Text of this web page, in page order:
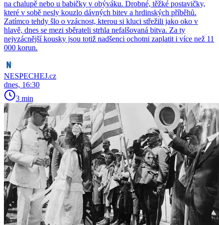
na chalupě nebo u babičky v obýváku. Drobné, těžké postavičky,
které v sobě nesly kouzlo dávných bitev a hrdinských příběhů.
Zatímco tehdy šlo o vzácnost, kterou si kluci střežili jako oko v
hlavě, dnes se mezi sběrateli strhla nefalšovaná bitva. Za ty
nejvzácnější kousky jsou totiž nadšenci ochotni zaplatit i více než 11
000 korun.
NESPECHEJ.cz
dnes, 16:30
3 min